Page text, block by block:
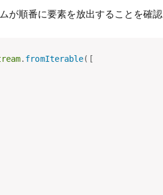
が順番に要素を放出することを確認
. fromIterable( [